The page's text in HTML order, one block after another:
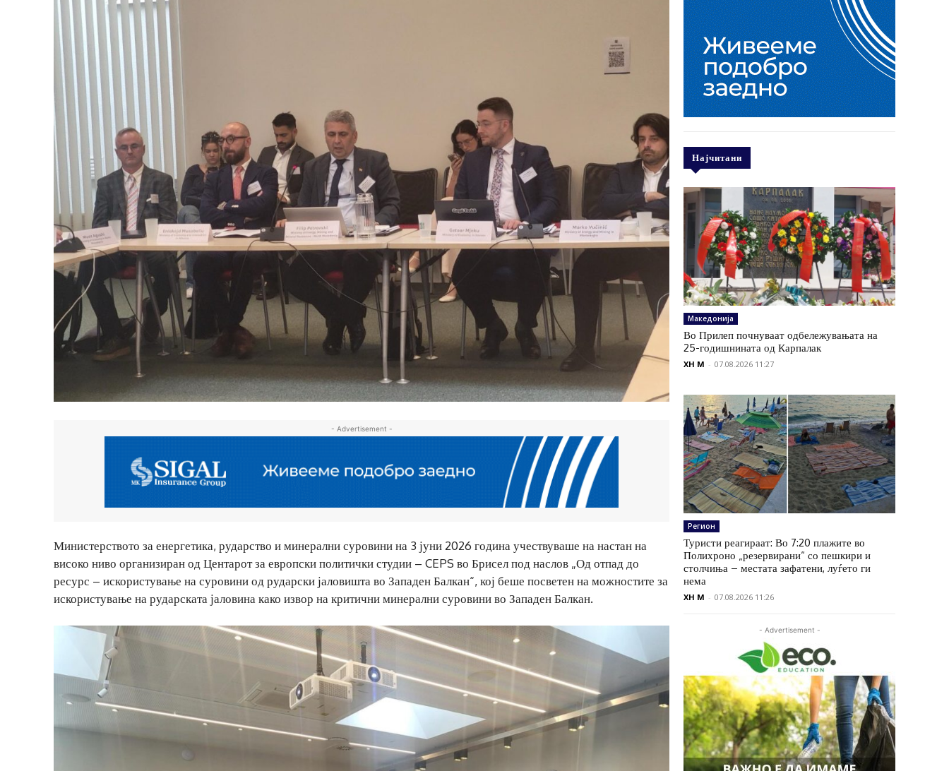
- Advertisement -
Министерството за енергетика, рударство и минерални суровини на 3 јуни 2026 година учествуваше на настан на
високо ниво организиран од Центарот за европски политички студии – CEPS во Брисел под наслов „Од отпад до
ресурс – искористување на суровини од рударски јаловишта во Западен Балкан“, кој беше посветен на можностите за
искористување на рударската јаловина како извор на критични минерални суровини во Западен Балкан.
Најчитани
Македонија
Во Прилеп почнуваат одбележувањата на
25-годишнината од Карпалак
XH M - 07.08.2026 11:27
Регион
Туристи реагираат: Во 7:20 плажите во
Полихроно „резервирани“ со пешкири и
столчиња – местата зафатени, луѓето ги
нема
XH M - 07.08.2026 11:26
- Advertisement -